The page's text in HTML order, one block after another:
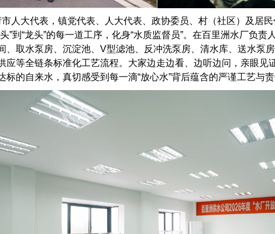
人大代表，镇党代表、人大代表、政协委员、村（社区）及居民
”到“龙头”的每一道工序，化身“水质监督员”。在百里洲水厂负责
、取水泵房、沉淀池、V型滤池、反冲洗泵房、清水库、送水泵
应等全链条标准化工艺流程。大家边走边看、边听边问，亲眼见
标的自来水，真切感受到每一滴“放心水”背后蕴含的严谨工艺与责